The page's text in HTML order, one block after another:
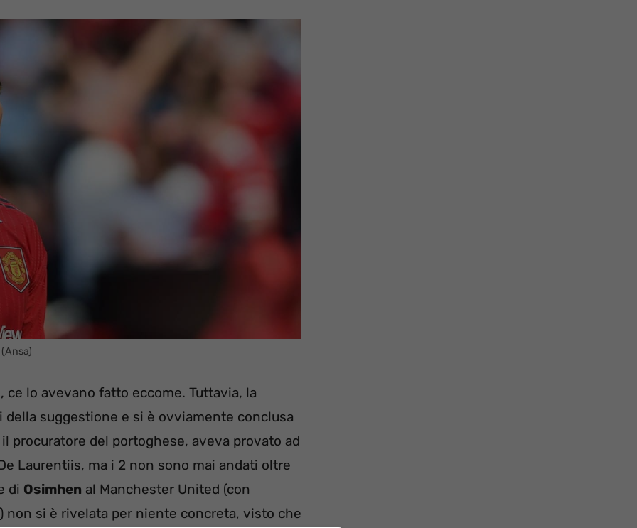
lo avevano fatto eccome. Tuttavia, la
suggestione e si è ovviamente conclusa
il procuratore del portoghese, aveva provato ad
Laurentiis, ma i 2 non sono mai andati oltre
di Osimhen al Manchester United (con
non si è rivelata per niente concreta, visto che